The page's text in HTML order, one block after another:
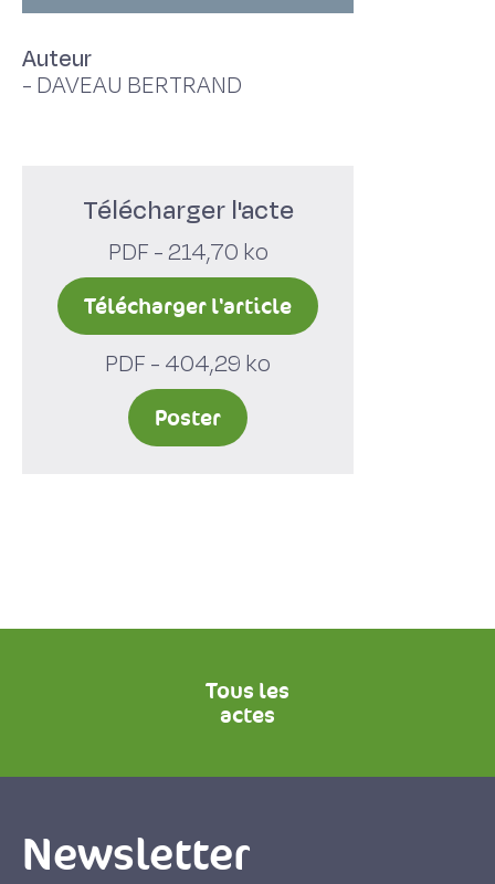
Auteur
- DAVEAU BERTRAND
Télécharger l'acte
PDF - 214,70 ko
Télécharger l'article
PDF - 404,29 ko
Poster
Tous les
actes
Newsletter